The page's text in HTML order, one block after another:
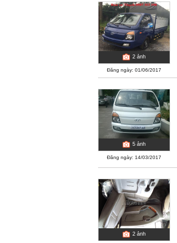
2 ảnh
Đăng ngày: 01/06/2017
5 ảnh
Đăng ngày: 14/03/2017
2 ảnh